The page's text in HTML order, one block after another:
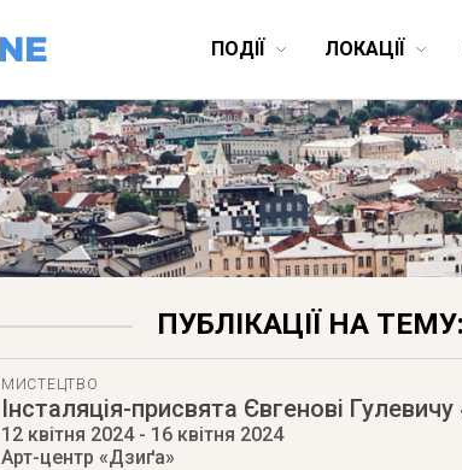
ПОДІЇ ЛОКАЦІЇ
ПУБЛІКАЦІЇ НА
МИСТЕЦТВО
Інсталяція-присвята Євгенові
12 квітня 2024- 16 квітня 2024
Арт-центр «Дзиґа»